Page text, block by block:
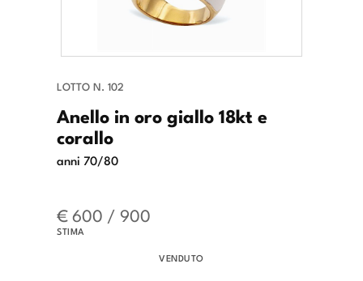
LOTTO N. 102
Anello in oro giallo 18kt e
corallo
anni 70/80
€ 600 / 900
STIMA
VENDUTO